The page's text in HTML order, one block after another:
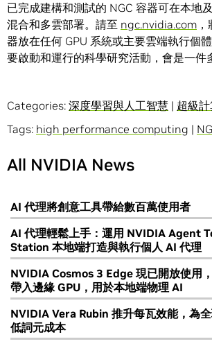
已完成建構和測試的 NGC 容器可在本地
混合和多雲部署。請至 ngc.nvidia.com
器放在任何 GPU 系統或主要雲端執行個
要啟動和運行的科學研究活動，會是一件
Categories: 深度學習與人工智慧 | 超級
Tags: high performance computing |
All NVIDIA News
AI 代理將創意工具帶給數百萬使用者
AI 代理輕鬆上手：運用 NVIDIA Agent
Station 本地端打造與執行個人 AI 代理
NVIDIA Cosmos 3 Edge 現已開放使用
帶入邊緣 GPU，用於本地端物理 AI
NVIDIA Vera Rubin 推升每瓦效能，為
低詞元成本